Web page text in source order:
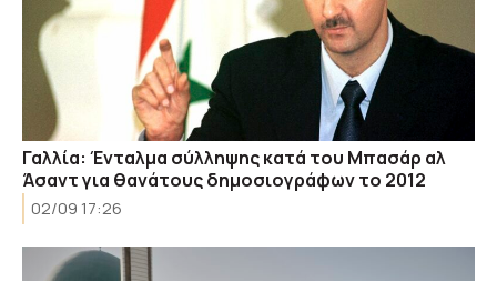
Γαλλία: Ένταλμα σύλληψης κατά του Μπασάρ αλ
Άσαντ για θανάτους δημοσιογράφων το 2012
02/09 17:26